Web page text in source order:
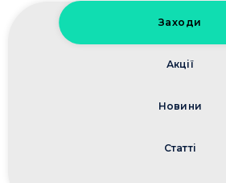
Заходи
Акції
Новини
Статті